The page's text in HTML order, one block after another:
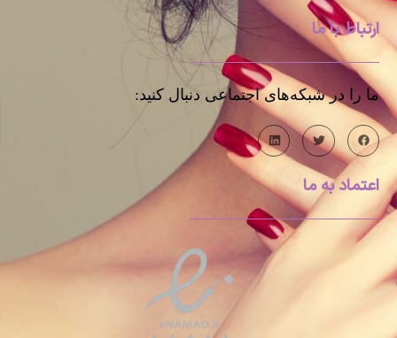
ارتباط با ما
ما را در شبکه‌های اجتماعی دنبال کنید:
اعتماد به ما